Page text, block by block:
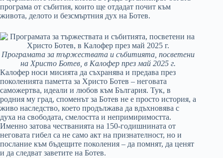
програма от събития, които ще отдадат почит към
живота, делото и безсмъртния дух на Ботев.
Програмата за тържествата и събитията, посветени
на Христо Ботев, в Калофер през май 2025 г.
Калофер носи мисията да съхранява и предава през
поколенията паметта за Христо Ботев – неговата
саможертва, идеали и любов към България. Тук, в
родния му град, споменът за Ботев не е просто история, а
живо наследство, което продължава да вдъхновява с
духа на свободата, смелостта и непримиримостта.
Именно затова честванията на 150-годишнината от
неговата гибел са не само акт на признателност, но и
послание към бъдещите поколения – да помнят, да ценят
и да следват заветите на Ботев.